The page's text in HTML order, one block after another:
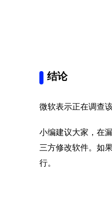
结论
微软表示正在调查
小编建议大家，在
三方修改软件。如
行。